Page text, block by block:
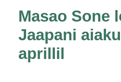
Masao Sone
Jaapani
aprillil